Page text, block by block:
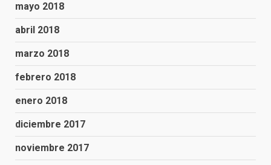
mayo 2018
abril 2018
marzo 2018
febrero 2018
enero 2018
diciembre 2017
noviembre 2017